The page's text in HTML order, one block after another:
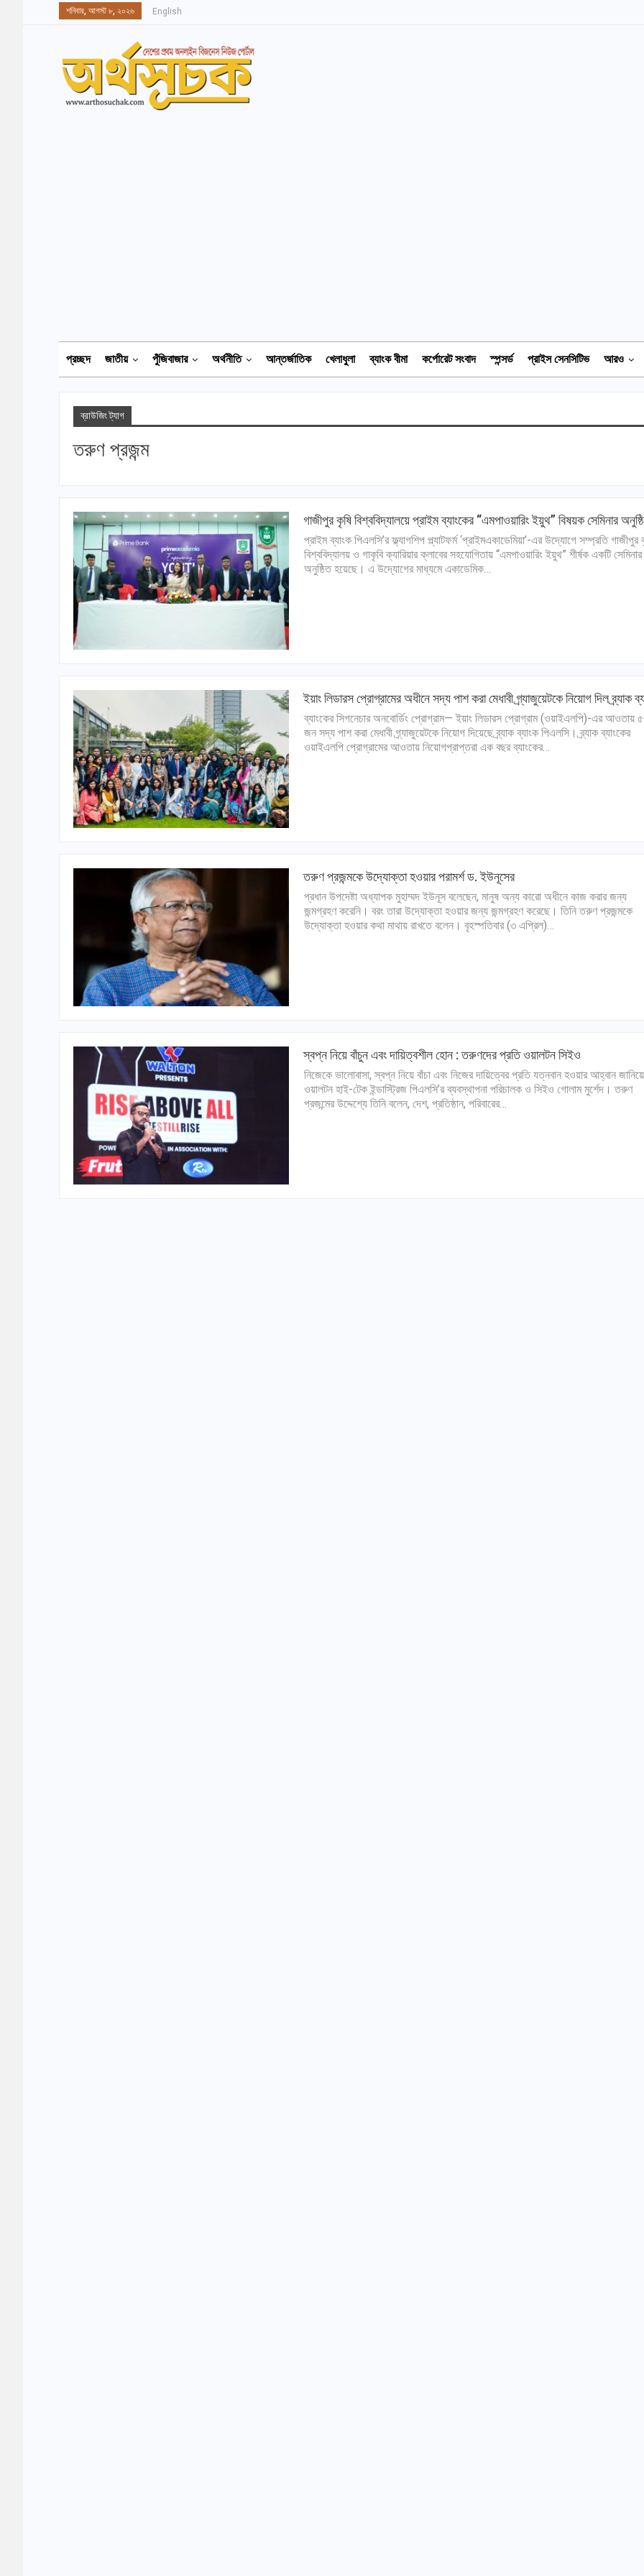
শনিবার, আগস্ট ৮, ২০২৬ English
প্রচ্ছদ জাতীয় পুঁজিবাজার অর্থনীতি আন্তর্জাতিক খেলাধুলা ব্যাংক বীমা কর্পোরেট সংবাদ স্পন্সর্ড প্রাইস সেনসিটিভ আরও
ব্রাউজিং ট্যাগ
তরুণ প্রজন্ম
গাজীপুর কৃষি বিশ্ববিদ্যালয়ে প্রাইম ব্যাংকের “এমপাওয়ারিং ইয়ুথ” বিষয়ক সেমিনার
প্রাইম ব্যাংক পিএলসি’র ফ্ল্যাগশিপ প্ল্যাটফর্ম ‘প্রাইমএকাডেমিয়া’-এর উদ্যোগে সম্প্রতি গাজীপুর
বিশ্ববিদ্যালয় ও গাকৃবি ক্যারিয়ার ক্লাবের সহযোগিতায় “এমপাওয়ারিং ইয়ুথ” শীর্ষক একটি সেমিনার
অনুষ্ঠিত হয়েছে। এ উদ্যোগের মাধ্যমে একাডেমিক…
ইয়াং লিডারস প্রোগ্রামের অধীনে সদ্য পাশ করা মেধাবী গ্র্যাজুয়েটকে নিয়োগ দিল ব্র্যাক
ব্যাংকের সিগনেচার অনবোর্ডিং প্রোগ্রাম— ইয়াং লিডারস প্রোগ্রাম (ওয়াইএলপি)-এর আওতায়
জন সদ্য পাশ করা মেধাবী গ্র্যাজুয়েটকে নিয়োগ দিয়েছে ব্র্যাক ব্যাংক পিএলসি। ব্র্যাক ব্যাংকের
ওয়াইএলপি প্রোগ্রামের আওতায় নিয়োগপ্রাপ্তরা এক বছর ব্যাংকের…
তরুণ প্রজন্মকে উদ্যোক্তা হওয়ার পরামর্শ ড. ইউনূসের
প্রধান উপদেষ্টা অধ্যাপক মুহাম্মদ ইউনূস বলেছেন, মানুষ অন্য কারো অধীনে কাজ করার জন্য
জন্মগ্রহণ করেনি। বরং তারা উদ্যোক্তা হওয়ার জন্য জন্মগ্রহণ করেছে। তিনি তরুণ প্রজন্মকে
উদ্যোক্তা হওয়ার কথা মাথায় রাখতে বলেন। বৃহস্পতিবার (৩ এপ্রিল)…
স্বপ্ন নিয়ে বাঁচুন এবং দায়িত্বশীল হোন : তরুণদের প্রতি ওয়ালটন সিইও
নিজেকে ভালোবাসা, স্বপ্ন নিয়ে বাঁচা এবং নিজের দায়িত্বের প্রতি যত্নবান হওয়ার আহ্বান
ওয়ালটন হাই-টেক ইন্ডাস্ট্রিজ পিএলসি’র ব্যবস্থাপনা পরিচালক ও সিইও গোলাম মুর্শেদ। তরুণ
প্রজন্মের উদ্দেশ্যে তিনি বলেন, দেশ, প্রতিষ্ঠান, পরিবারের…